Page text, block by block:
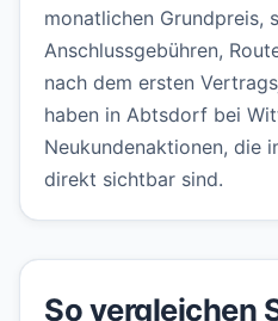
monatlichen Grundpreis,
Anschlussgebühren,
nach dem ersten
haben in Abtsdorf bei
Neukundenaktionen, die
direkt sichtbar sind.
So vergleichen